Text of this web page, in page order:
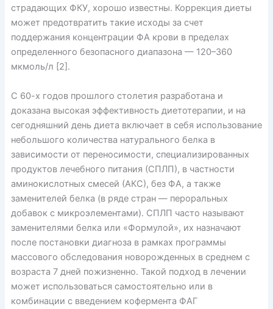
страдающих ФКУ, хорошо известны. Коррекция диеты
может предотвратить такие исходы за счет
поддержания концентрации ФА крови в пределах
определенного безопасного диапазона — 120–360
мкмоль/л [2].
С 60-х годов прошлого столетия разработана и
доказана высокая эффективность диетотерапии, и на
сегодняшний день диета включает в себя использование
небольшого количества натурального белка в
зависимости от переносимости, специализированных
продуктов лечебного питания (СПЛП), в частности
аминокислотных смесей (АКС), без ФА, а также
заменителей белка (в ряде стран — пер­оральных
добавок с микроэлементами). СПЛП часто называют
заменителями белка или «Формулой», их назначают
после постановки диагноза в рамках программы
массового обследования новорожденных в среднем с
возраста 7 дней пожизненно. Такой подход в лечении
может использоваться самостоятельно или в
комбинации с введением кофермента ФАГ